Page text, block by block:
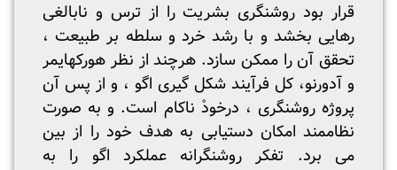
قرار بود روشنگری بشریت را از ترس و نابالغی
رهایی بخشد و با رشد خرد و سلطه بر طبیعت ،
تحقق آن را ممکن سازد. هرچند از نظر هورکهایمر
و آدورنو، کل فرآیند شکل گیری اگو ، و از پس آن
پروژه روشنگری ، درخودْ ناکام است. و به صورت
نظام­مند امکان دستیابی به هدف خود را از بین
می برد. تفکر روشنگرانه عملکرد اگو را به